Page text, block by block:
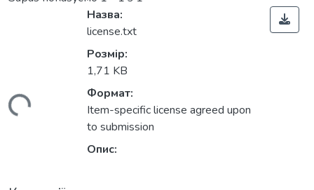
Назва:
license.txt
Розмір:
1,71 KB
Формат:
Item-specific license agreed upon
to submission
Опис: